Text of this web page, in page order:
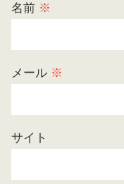
名前 ※
メール ※
サイト